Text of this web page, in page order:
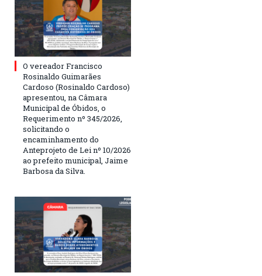
O vereador Francisco
Rosinaldo Guimarães
Cardoso (Rosinaldo Cardoso)
apresentou, na Câmara
Municipal de Óbidos, o
Requerimento nº 345/2026,
solicitando o
encaminhamento do
Anteprojeto de Lei nº 10/2026
ao prefeito municipal, Jaime
Barbosa da Silva.